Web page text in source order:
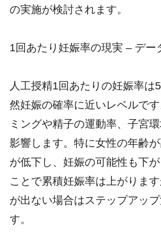
の実施が検討されます。
1回あたり妊娠率の現実 – デー
人工授精1回あたりの妊娠率は
然妊娠の確率に近いレベルで
ミングや精子の運動率、子宮
影響します。特に女性の年齢
が低下し、妊娠の可能性も下
ことで累積妊娠率は上がりま
が出ない場合はステップアッ
す。